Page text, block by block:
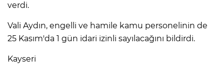
verdi.
Vali Aydın, engelli ve hamile kamu personelinin de
25 Kasım'da 1 gün idari izinli sayılacağını bildirdi.
Kayseri